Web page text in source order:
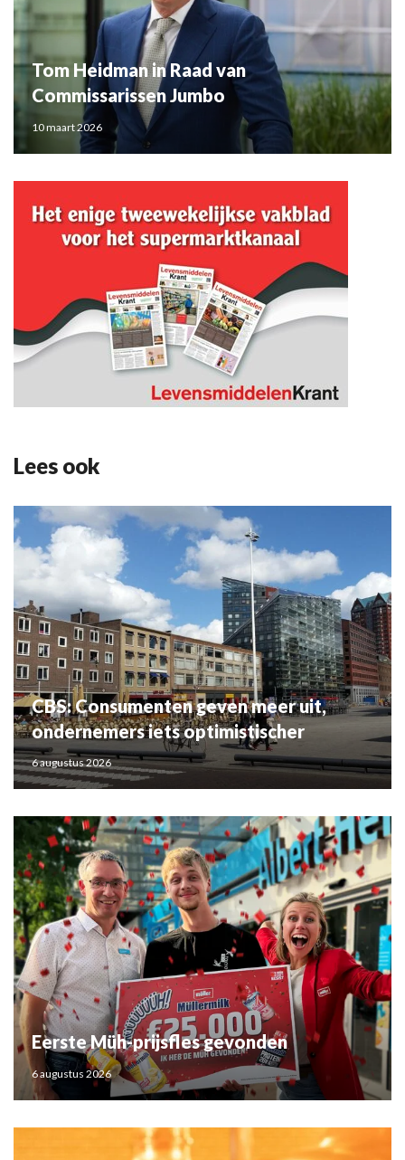
Tom Heidman in Raad van
Commissarissen Jumbo
10 maart 2026
Lees ook
CBS: Consumenten geven meer uit,
ondernemers iets optimistischer
6 augustus 2026
Eerste Müh-prijsfles gevonden
6 augustus 2026